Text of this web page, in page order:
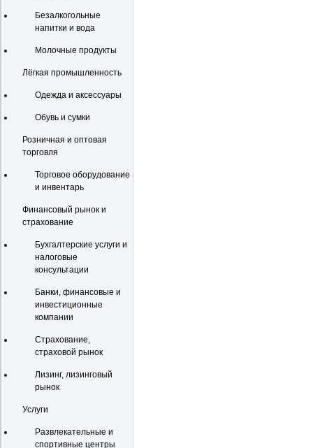
Безалкогольные
напитки и вода
Молочные продукты
Лёгкая промышленность
Одежда и аксессуары
Обувь и сумки
Розничная и оптовая
торговля
Торговое оборудование
и инвентарь
Финансовый рынок и
страхование
Бухгалтерские услуги и
налоговые
консультации
Банки, финансовые и
инвестиционные
компании
Страхование,
страховой рынок
Лизинг, лизинговый
рынок
Услуги
Развлекательные и
спортивные центры